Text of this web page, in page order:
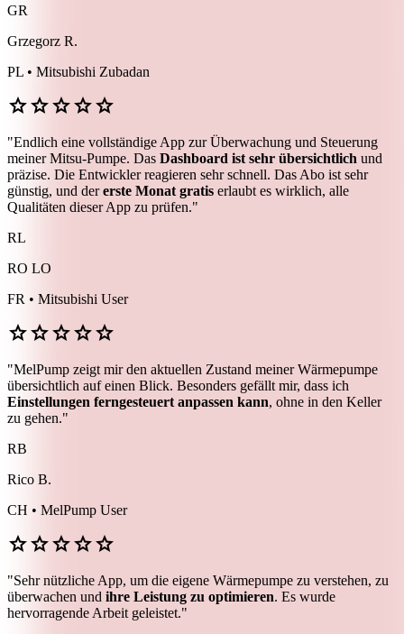
GR
Grzegorz R.
PL • Mitsubishi Zubadan
starstarstarstarstar
"Endlich eine vollständige App zur Überwachung und Steuerung
meiner Mitsu-Pumpe. Das Dashboard ist sehr übersichtlich und
präzise. Die Entwickler reagieren sehr schnell. Das Abo ist sehr
günstig, und dererste Monat gratis erlaubt es wirklich, alle
Qualitäten dieser App zu prüfen."
RL
RO LO
FR • Mitsubishi User
starstarstarstarstar
"MelPump zeigt mir den aktuellen Zustand meiner Wärmepumpe
übersichtlich auf einen Blick. Besonders gefällt mir, dass ich
Einstellungen ferngesteuert anpassen kann, ohne in den Keller
zu gehen."
RB
Rico B.
CH • MelPump User
starstarstarstarstar
"Sehr nützliche App, um die eigene Wärmepumpe zu verstehen, zu
überwachen und ihre Leistung zu optimieren. Es wurde
hervorragende Arbeit geleistet."